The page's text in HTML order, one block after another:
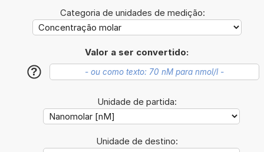
Categoria de unidades de medição:
Valor a ser convertido:
?
Unidade de partida:
Unidade de destino: